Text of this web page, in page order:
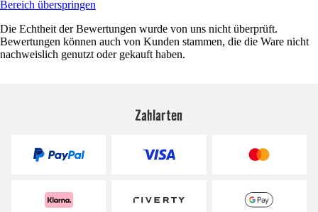
Bereich überspringen
Die Echtheit der Bewertungen wurde von uns nicht überprüft.
Bewertungen können auch von Kunden stammen, die die Ware nicht
nachweislich genutzt oder gekauft haben.
Zahlarten